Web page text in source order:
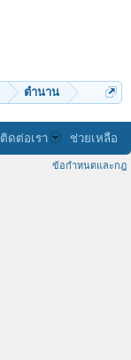
ตำนาน
ติดต่อเรา ช่วยเหลือ
ข้อกำหนดและกฎ